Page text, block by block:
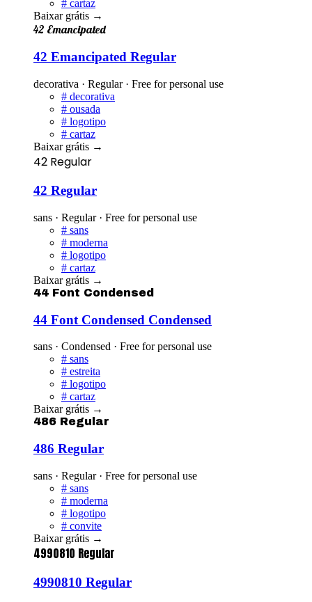
# cartaz
Baixar grátis →
42 Emancipated
42 Emancipated Regular
decorativa · Regular · Free for personal use
# decorativa
# ousada
# logotipo
# cartaz
Baixar grátis →
42 Regular
42 Regular
sans · Regular · Free for personal use
# sans
# moderna
# logotipo
# cartaz
Baixar grátis →
44 Font Condensed
44 Font Condensed Condensed
sans · Condensed · Free for personal use
# sans
# estreita
# logotipo
# cartaz
Baixar grátis →
486 Regular
486 Regular
sans · Regular · Free for personal use
# sans
# moderna
# logotipo
# convite
Baixar grátis →
4990810 Regular
4990810 Regular